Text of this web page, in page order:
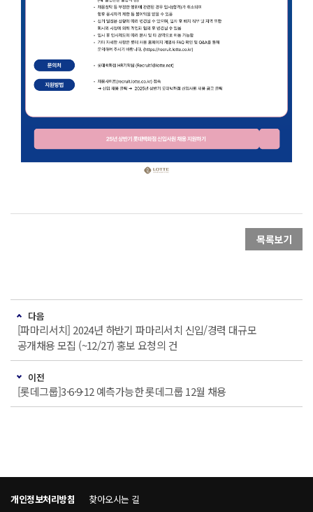
목록보기
다음
[파마리서치] 2024년 하반기 파마리서치 신입/경력 대규모
공개채용 모집 (~12/27) 홍보 요청의 건
이전
[롯데그룹]3·6·9·12 예측가능한 롯데그룹 12월 채용
개인정보처리방침 찾아오시는 길